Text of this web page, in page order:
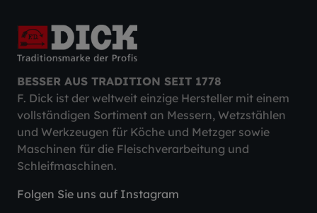
BESSER AUS TRADITION SEIT 1778
F. Dick ist der weltweit einzige Hersteller mit einem
vollständigen Sortiment an Messern, Wetzstählen
und Werkzeugen für Köche und Metzger sowie
Maschinen für die Fleischverarbeitung und
Schleifmaschinen.
Folgen Sie uns auf Instagram